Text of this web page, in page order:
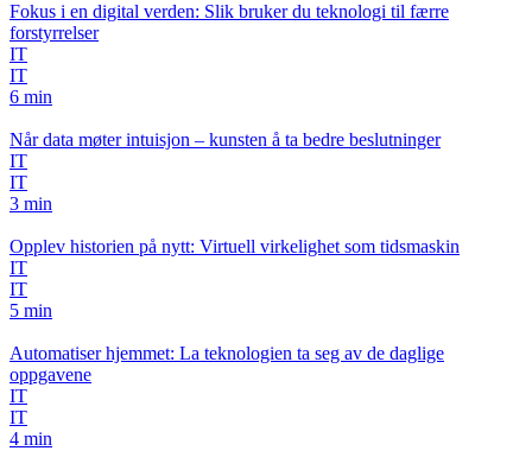
Fokus i en digital verden: Slik bruker du teknologi til færre
forstyrrelser
IT
IT
6 min
Når data møter intuisjon – kunsten å ta bedre beslutninger
IT
IT
3 min
Opplev historien på nytt: Virtuell virkelighet som tidsmaskin
IT
IT
5 min
Automatiser hjemmet: La teknologien ta seg av de daglige
oppgavene
IT
IT
4 min